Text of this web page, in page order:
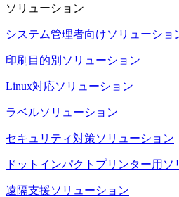
ソリューション
システム管理者向けソリューショ
印刷目的別ソリューション
Linux対応ソリューション
ラベルソリューション
セキュリティ対策ソリューション
ドットインパクトプリンター用ソ
遠隔支援ソリューション